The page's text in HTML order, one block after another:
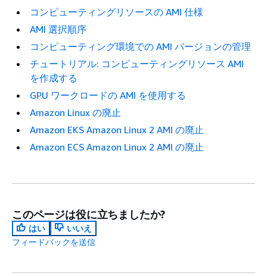
コンピューティングリソースの AMI 仕様
AMI 選択順序
コンピューティング環境での AMI バージョンの管理
チュートリアル: コンピューティングリソース AMI
を作成する
GPU ワークロードの AMI を使用する
Amazon Linux の廃止
Amazon EKS Amazon Linux 2 AMI の廃止
Amazon ECS Amazon Linux 2 AMI の廃止
このページは役に立ちましたか?
はい
いいえ
フィードバックを送信